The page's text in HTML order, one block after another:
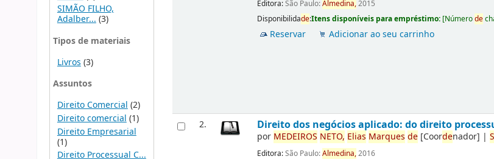
SIMÃO FILHO,
Adalber...(3)
Tipos de materiais
Livros (3)
Assuntos
Direito Comercial (2)
Direito comercial (1)
Direito Empresarial
(1)
Direito Processual C...
Editora:São Paulo:Almedina,2015
Disponibilidade:Itens disponíveis para empréstimo: [Númerode
Reservar Adicionar ao seu carrinho
2. Direito dos negócios aplicado: do direito
por MEDEIROS NETO, Elias Marques de [Coordenador] |
Editora:São Paulo:Almedina,2016